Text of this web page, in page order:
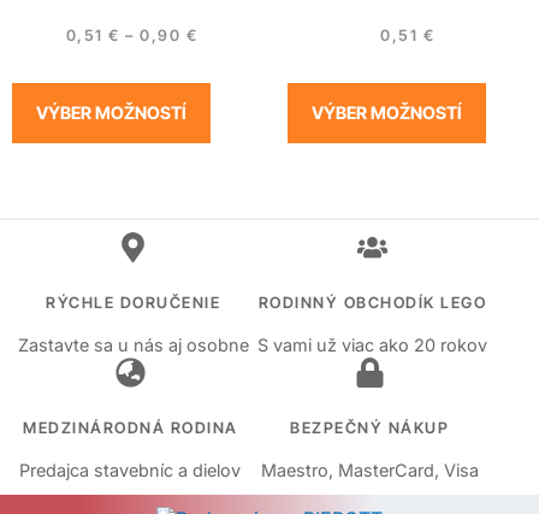
0,51€ – 0,90 €
VÝBER MOŽNOSTÍ
0,51 €
VÝBER MOŽNOSTÍ
RÝCHLE DORUČENIE
Zastavte sa u nás aj osobne
RODINNÝ OBCHODÍK LEGO
S vami už viac ako 20 rokov
MEDZINÁRODNÁ RODINA
Predajca stavebníc a dielov
BEZPEČNÝ NÁKUP
Maestro, MasterCard, Visa